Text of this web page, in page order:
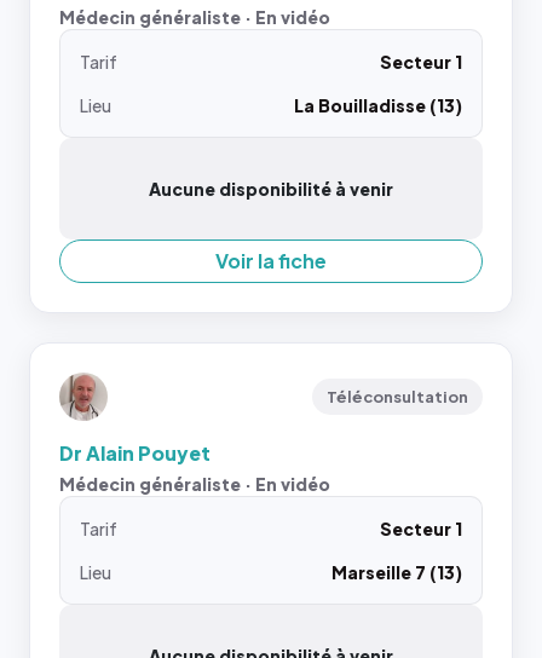
Médecin généraliste · En vidéo
Tarif
Secteur 1
Lieu
La Bouilladisse (13)
Aucune disponibilité à venir
Voir la fiche
Téléconsultation
Dr Alain Pouyet
Médecin généraliste · En vidéo
Tarif
Secteur 1
Lieu
Marseille 7 (13)